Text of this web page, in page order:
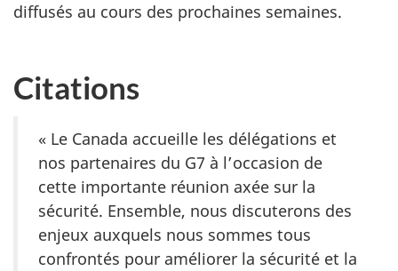
diffusés au cours des prochaines semaines.
Citations
« Le Canada accueille les délégations et
nos partenaires du G7 à l’occasion de
cette importante réunion axée sur la
sécurité. Ensemble, nous discuterons des
enjeux auxquels nous sommes tous
confrontés pour améliorer la sécurité et la